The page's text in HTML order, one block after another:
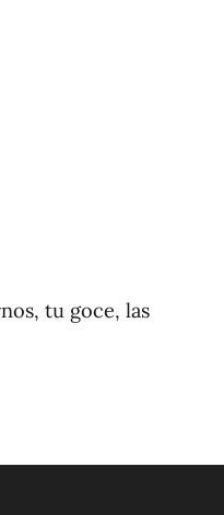
tu goce, las